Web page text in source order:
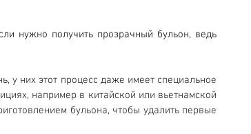
нужно получить прозрачный бульон, ведь
у них этот процесс даже имеет специальное
например в китайской или вьетнамской
бульона, чтобы удалить первые